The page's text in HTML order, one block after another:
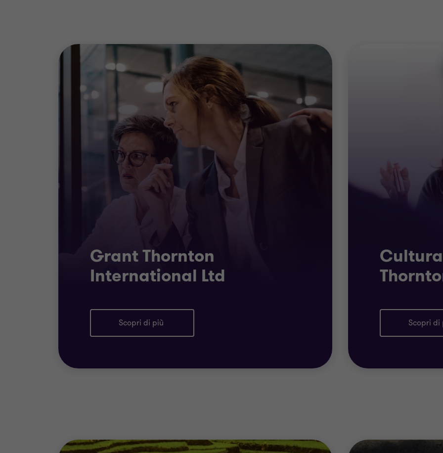
Grant Thornton
International Ltd
Scopri di più Scopri di